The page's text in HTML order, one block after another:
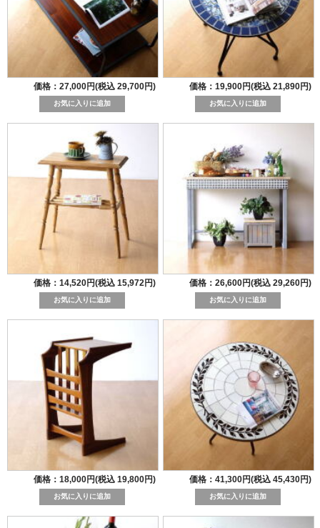
価格：27,000円(税込 29,700円) 価格：19,900円(税込 21,890円)
価格：14,520円(税込 15,972円) 価格：26,600円(税込 29,260円)
価格：18,000円(税込 19,800円) 価格：41,300円(税込 45,430円)